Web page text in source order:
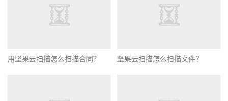
用坚果云扫描怎么扫描合同？ 坚果云扫描怎么扫描文件？